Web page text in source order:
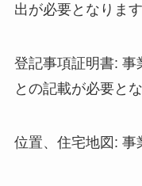
出が必要となります
登記事項証明書: 事
との記載が必要と
位置、住宅地図: 事